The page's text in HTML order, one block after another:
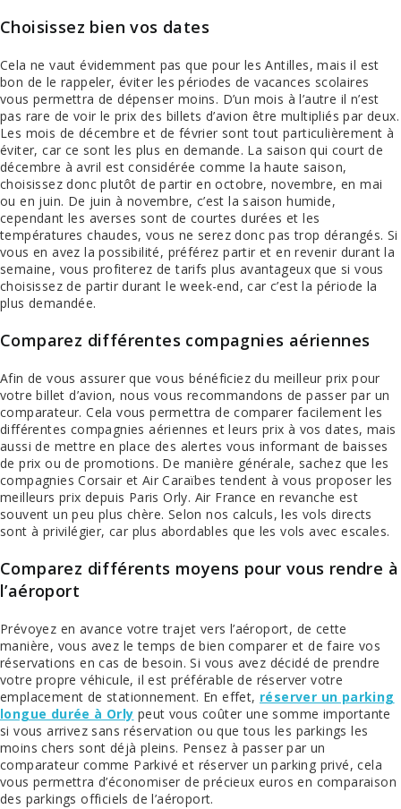
Choisissez bien vos dates
Cela ne vaut évidemment pas que pour les Antilles, mais il est
bon de le rappeler, éviter les périodes de vacances scolaires
vous permettra de dépenser moins. D’un mois à l’autre il n’est
pas rare de voir le prix des billets d’avion être multipliés par deux.
Les mois de décembre et de février sont tout particulièrement à
éviter, car ce sont les plus en demande. La saison qui court de
décembre à avril est considérée comme la haute saison,
choisissez donc plutôt de partir en octobre, novembre, en mai
ou en juin. De juin à novembre, c’est la saison humide,
cependant les averses sont de courtes durées et les
températures chaudes, vous ne serez donc pas trop dérangés. Si
vous en avez la possibilité, préférez partir et en revenir durant la
semaine, vous profiterez de tarifs plus avantageux que si vous
choisissez de partir durant le week-end, car c’est la période la
plus demandée.
Comparez différentes compagnies aériennes
Afin de vous assurer que vous bénéficiez du meilleur prix pour
votre billet d’avion, nous vous recommandons de passer par un
comparateur. Cela vous permettra de comparer facilement les
différentes compagnies aériennes et leurs prix à vos dates, mais
aussi de mettre en place des alertes vous informant de baisses
de prix ou de promotions. De manière générale, sachez que les
compagnies Corsair et Air Caraïbes tendent à vous proposer les
meilleurs prix depuis Paris Orly. Air France en revanche est
souvent un peu plus chère. Selon nos calculs, les vols directs
sont à privilégier, car plus abordables que les vols avec escales.
Comparez différents moyens pour vous rendre à
l’aéroport
Prévoyez en avance votre trajet vers l’aéroport, de cette
manière, vous avez le temps de bien comparer et de faire vos
réservations en cas de besoin. Si vous avez décidé de prendre
votre propre véhicule, il est préférable de réserver votre
emplacement de stationnement. En effet, réserver un parking
longue durée à Orly peut vous coûter une somme importante
si vous arrivez sans réservation ou que tous les parkings les
moins chers sont déjà pleins. Pensez à passer par un
comparateur comme Parkivé et réserver un parking privé, cela
vous permettra d’économiser de précieux euros en comparaison
des parkings officiels de l’aéroport.